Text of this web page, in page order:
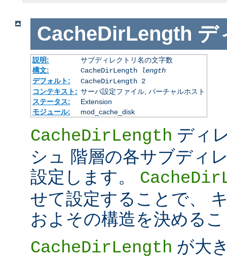
CacheDirLength デ
説明:
サブディレクトリ名の文字数
構文:
CacheDirLength
length
デフォルト:
CacheDirLength 2
コンテキスト: サーバ設定ファイル, バーチャルホスト
ステータス:
Extension
モジュール:
mod_cache_disk
CacheDirLength ディ
シュ 階層の各サブディ
設定します。
せて設定することで、
およその構造を決める
CacheDirLength が大